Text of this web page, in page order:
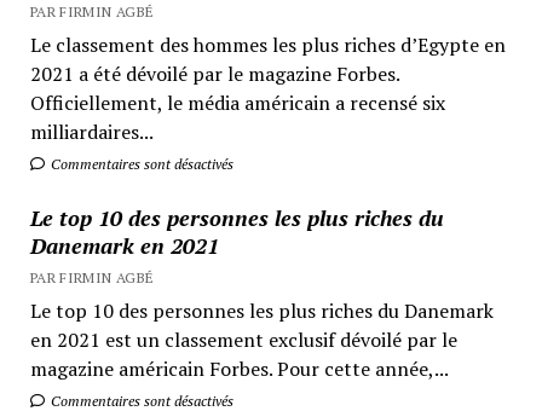
PAR FIRMIN AGBÉ
Le classement des hommes les plus riches d’Egypte en
2021 a été dévoilé par le magazine Forbes.
Officiellement, le média américain a recensé six
milliardaires...
Commentaires sont désactivés
Le top 10 des personnes les plus riches du
Danemark en 2021
PAR FIRMIN AGBÉ
Le top 10 des personnes les plus riches du Danemark
en 2021 est un classement exclusif dévoilé par le
magazine américain Forbes. Pour cette année,...
Commentaires sont désactivés